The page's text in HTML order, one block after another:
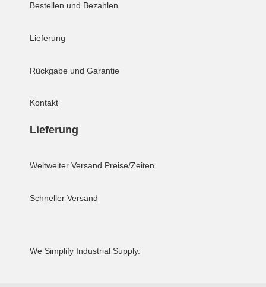
Bestellen und Bezahlen
Lieferung
Rückgabe und Garantie
Kontakt
Lieferung
Weltweiter Versand Preise/Zeiten
Schneller Versand
We Simplify Industrial Supply.